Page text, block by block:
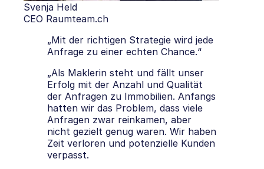
Svenja Held
CEO Raumteam.ch
„Mit der richtigen Strategie wird jede
Anfrage zu einer echten Chance.“
„Als Maklerin steht und fällt unser
Erfolg mit der Anzahl und Qualität
der Anfragen zu Immobilien. Anfangs
hatten wir das Problem, dass viele
Anfragen zwar reinkamen, aber
nicht gezielt genug waren. Wir haben
Zeit verloren und potenzielle Kunden
verpasst.